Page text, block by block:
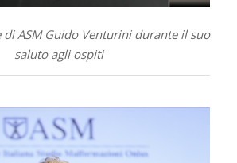
di ASM Guido Venturini durante il suo
saluto agli ospiti